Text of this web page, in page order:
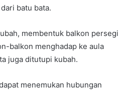
batu bata.
membentuk balkon persegi
balkon menghadap ke aula
juga ditutupi kubah.
menemukan hubungan